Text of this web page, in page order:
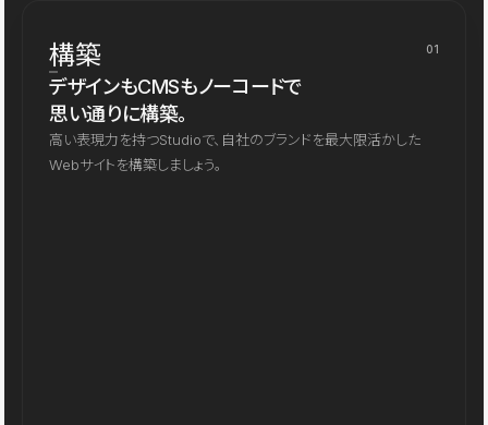
構築 01
デザインもCMSもノーコードで
思い通りに構築。
高い表現力を持つStudioで、自社のブランドを最大限活かした
Webサイトを構築しましょう。